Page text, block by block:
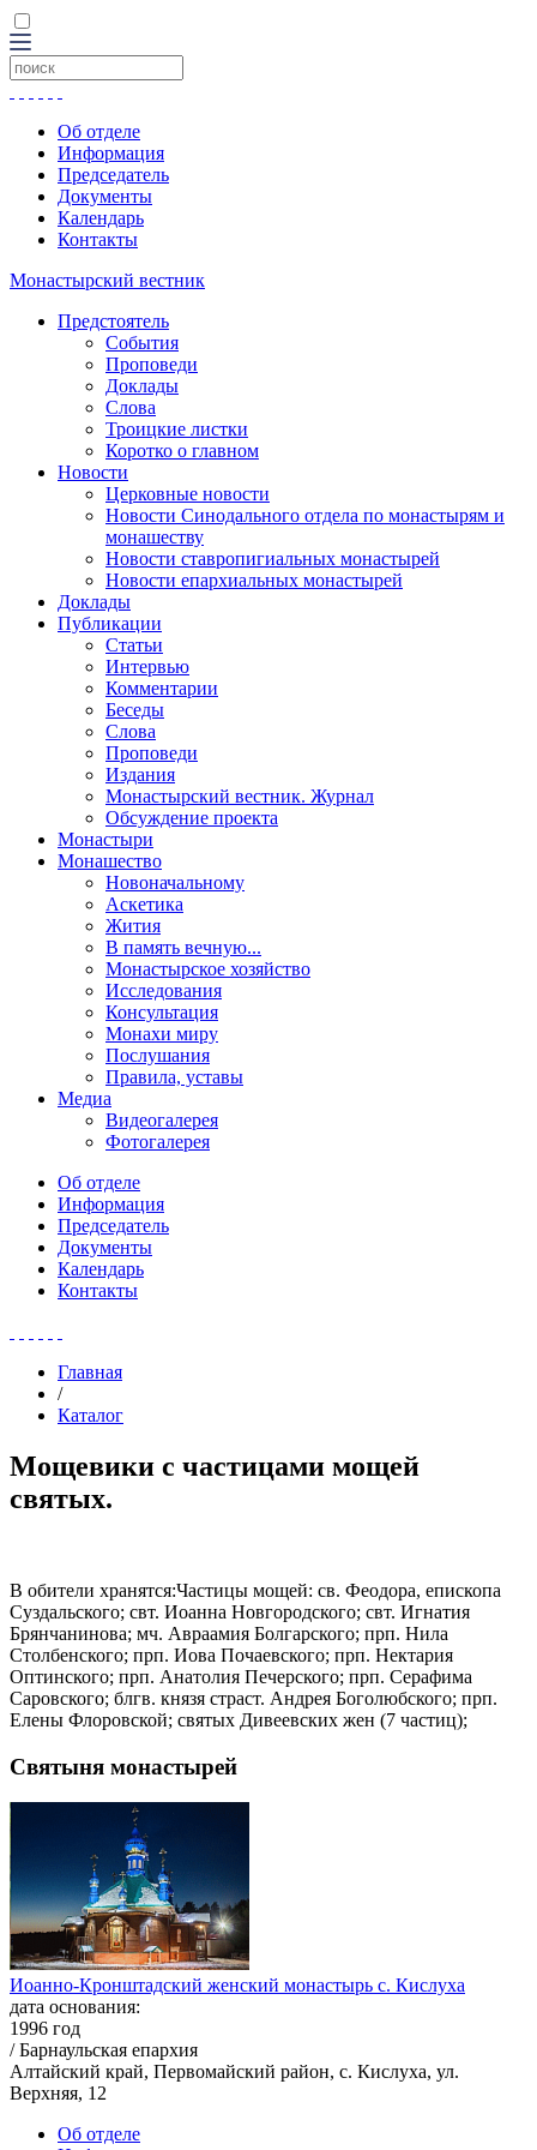
Об отделе
Информация
Председатель
Документы
Календарь
Контакты
Монастырский вестник
Предстоятель
События
Проповеди
Доклады
Слова
Троицкие листки
Коротко о главном
Новости
Церковные новости
Новости Синодального отдела по монастырям и
монашеству
Новости ставропигиальных монастырей
Новости епархиальных монастырей
Доклады
Публикации
Статьи
Интервью
Комментарии
Беседы
Слова
Проповеди
Издания
Монастырский вестник. Журнал
Обсуждение проекта
Монастыри
Монашество
Новоначальному
Аскетика
Жития
В память вечную...
Монастырское хозяйство
Исследования
Консультация
Монахи миру
Послушания
Правила, уставы
Медиа
Видеогалерея
Фотогалерея
Об отделе
Информация
Председатель
Документы
Календарь
Контакты
Главная
/
Каталог
Мощевики с частицами мощей
святых.
В обители хранятся:Частицы мощей: св. Феодора, епископа
Суздальского; свт. Иоанна Новгородского; свт. Игнатия
Брянчанинова; мч. Авраамия Болгарского; прп. Нила
Столбенского; прп. Иова Почаевского; прп. Нектария
Оптинского; прп. Анатолия Печерского; прп. Серафима
Саровского; блгв. князя страст. Андрея Боголюбского; прп.
Елены Флоровской; святых Дивеевских жен (7 частиц);
Святыня монастырей
Иоанно-Кронштадский женский монастырь с. Кислуха
дата основания:
1996 год
/ Барнаульская епархия
Алтайский край, Первомайский район, с. Кислуха, ул.
Верхняя, 12
Об отделе